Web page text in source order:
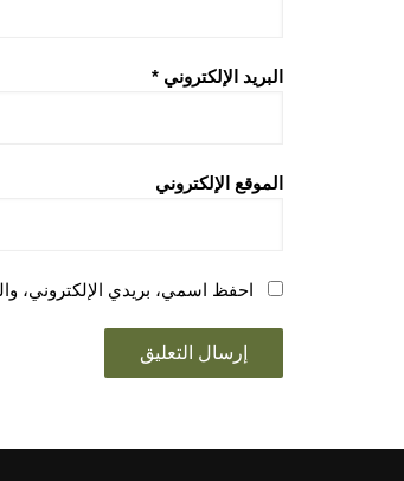
البريد الإلكتروني *
الموقع الإلكتروني
احفظ اسمي، بريدي الإلكتروني،